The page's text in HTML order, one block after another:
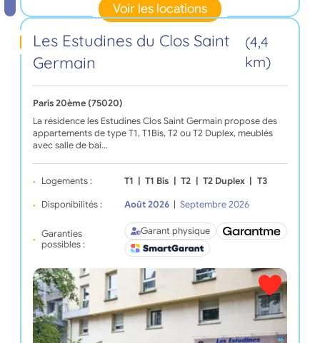
Voir les locations
Les Estudines du Clos Saint
Germain
(4,4
km)
Paris 20ème (75020)
La résidence les Estudines Clos Saint Germain propose des
appartements de type T1, T1Bis, T2 ou T2 Duplex, meublés
avec salle de bai…
Logements : T1 T1 Bis T2 T2 Duplex T3
Disponibilités : Août 2026 Septembre 2026
Garanties
possibles :
Garant physique